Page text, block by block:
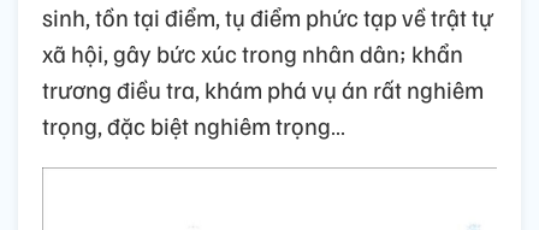
sinh, tồn tại điểm, tụ điểm phức tạp về trật tự
xã hội, gây bức xúc trong nhân dân; khẩn
trương điều tra, khám phá vụ án rất nghiêm
trọng, đặc biệt nghiêm trọng…